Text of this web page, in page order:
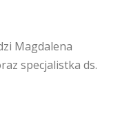
Magdalena
specjalistka ds.